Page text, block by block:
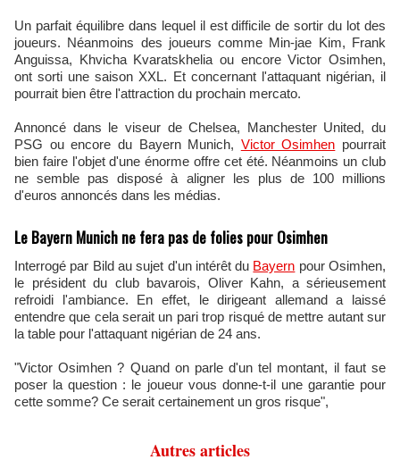
Un parfait équilibre dans lequel il est difficile de sortir du lot des
joueurs. Néanmoins des joueurs comme Min-jae Kim, Frank
Anguissa, Khvicha Kvaratskhelia ou encore Victor Osimhen,
ont sorti une saison XXL. Et concernant l'attaquant nigérian, il
pourrait bien être l'attraction du prochain mercato.
Annoncé dans le viseur de Chelsea, Manchester United, du
PSG ou encore du Bayern Munich, Victor Osimhen pourrait
bien faire l'objet d'une énorme offre cet été. Néanmoins un club
ne semble pas disposé à aligner les plus de 100 millions
d'euros annoncés dans les médias.
Le Bayern Munich ne fera pas de folies pour Osimhen
Interrogé par Bild au sujet d'un intérêt du Bayern pour Osimhen,
le président du club bavarois, Oliver Kahn, a sérieusement
refroidi l'ambiance. En effet, le dirigeant allemand a laissé
entendre que cela serait un pari trop risqué de mettre autant sur
la table pour l'attaquant nigérian de 24 ans.
"Victor Osimhen ? Quand on parle d'un tel montant, il faut se
poser la question : le joueur vous donne-t-il une garantie pour
cette somme? Ce serait certainement un gros risque",
Autres articles